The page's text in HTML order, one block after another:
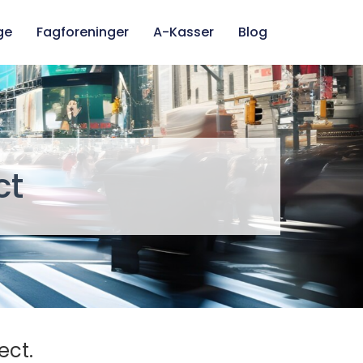
Fagforeninger A-Kasser Blog